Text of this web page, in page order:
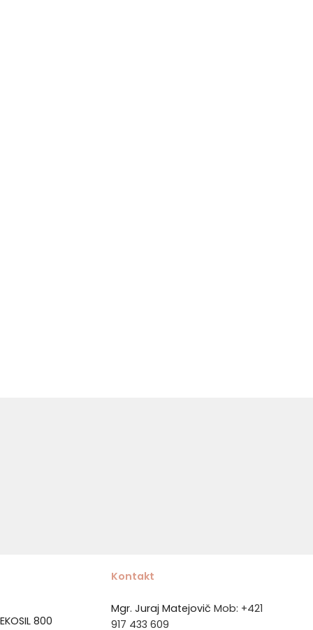
800
Kontakt
Mgr. Juraj Matejovič Mob: +421
917 433 609